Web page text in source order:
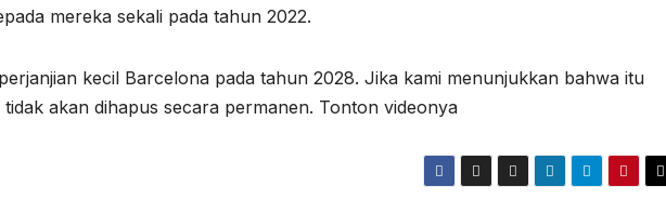
mereka sekali pada tahun 2022.
kecil Barcelona pada tahun 2028. Jika kami menunjukkan bahwa itu
akan dihapus secara permanen. Tonton videonya